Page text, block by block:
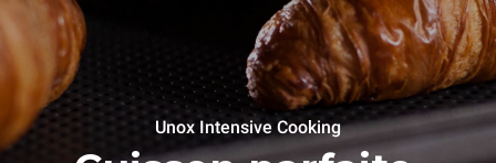
Unox Intensive Cooking